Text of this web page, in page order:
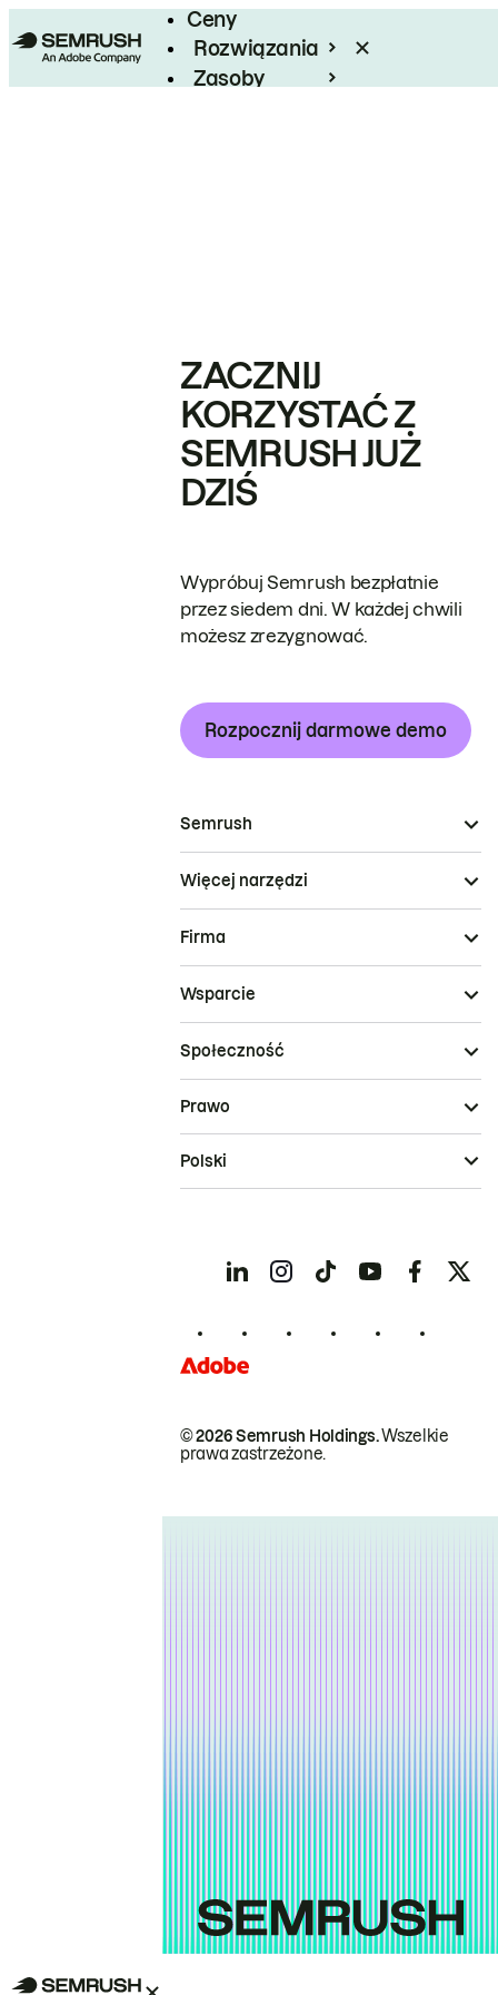
Ceny
Rozwiązania
Zasoby
ZACZNIJ
KORZYSTAĆ Z
SEMRUSH JUŻ
DZIŚ
Wypróbuj Semrush bezpłatnie
przez siedem dni. W każdej chwili
możesz zrezygnować.
Rozpocznij darmowe demo
Semrush
Więcej narzędzi
Firma
Wsparcie
Społeczność
© 2026 Semrush Holdings.Wszelkie
prawa zastrzeżone.
Prawo
Polski